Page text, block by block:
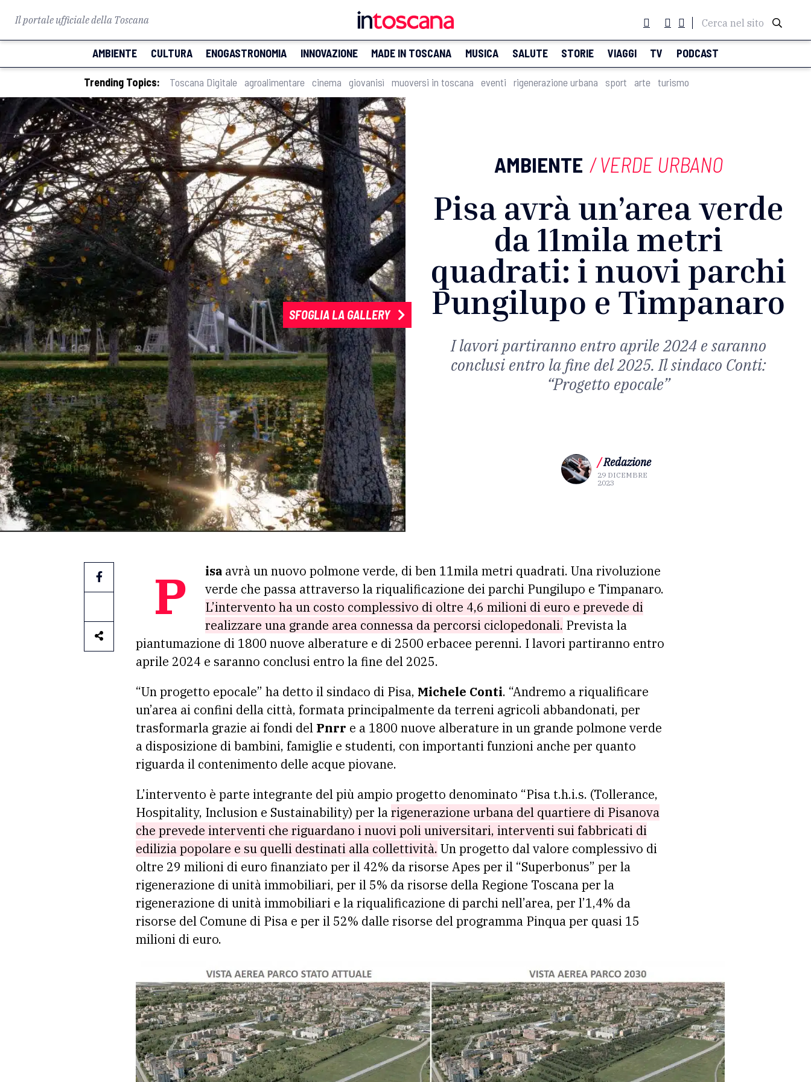
Il portale ufficiale della Toscana Cerca nel sito
AMBIENTE CULTURA ENOGASTRONOMIA INNOVAZIONE MADE IN TOSCANA MUSICA SALUTE STORIE VIAGGI TV PODCAST
Trending Topics: Toscana Digitale agroalimentare cinema giovanisì muoversi in toscana eventi rigenerazione urbana sport arte turismo
SFOGLIA LA GALLERY
AMBIENTE /VERDE URBANO
Pisa avrà un’area verde
da 11mila metri
quadrati: i nuovi parchi
Pungilupo e Timpanaro
I lavori partiranno entro aprile 2024 e saranno
conclusi entro la fine del 2025. Il sindaco Conti:
“Progetto epocale”
/Redazione
29 DICEMBRE
2023
Pisa avrà un nuovo polmone verde, di ben 11mila metri quadrati. Una rivoluzione
verde che passa attraverso la riqualificazione dei parchi Pungilupo e Timpanaro.
L’intervento ha un costo complessivo di oltre 4,6 milioni di euro e prevede di
realizzare una grande area connessa da percorsi ciclopedonali. Prevista la
piantumazione di 1800 nuove alberature e di 2500 erbacee perenni. I lavori partiranno entro
aprile 2024 e saranno conclusi entro la fine del 2025.
“Un progetto epocale” ha detto il sindaco di Pisa, Michele Conti. “Andremo a riqualificare
un’area ai confini della città, formata principalmente da terreni agricoli abbandonati, per
trasformarla grazie ai fondi del Pnrr e a 1800 nuove alberature in un grande polmone verde
a disposizione di bambini, famiglie e studenti, con importanti funzioni anche per quanto
riguarda il contenimento delle acque piovane.
L’intervento è parte integrante del più ampio progetto denominato “Pisa t.h.i.s. (Tollerance,
Hospitality, Inclusion e Sustainability) per larigenerazione urbana del quartiere di Pisanova
che prevede interventi che riguardano i nuovi poli universitari, interventi sui fabbricati di
edilizia popolare e su quelli destinati alla collettività. Un progetto dal valore complessivo di
oltre 29 milioni di euro finanziato per il 42% da risorse Apes per il “Superbonus” per la
rigenerazione di unità immobiliari, per il 5% da risorse della Regione Toscana per la
rigenerazione di unità immobiliari e la riqualificazione di parchi nell’area, per l’1,4% da
risorse del Comune di Pisa e per il 52% dalle risorse del programma Pinqua per quasi 15
milioni di euro.